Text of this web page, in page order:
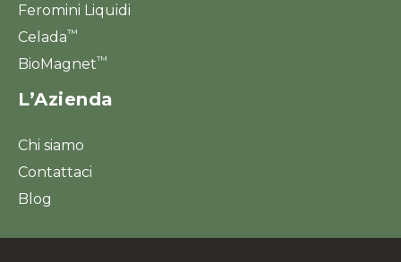
Feromini Liquidi
Celada™
BioMagnet™
L’Azienda
Chi siamo
Contattaci
Blog